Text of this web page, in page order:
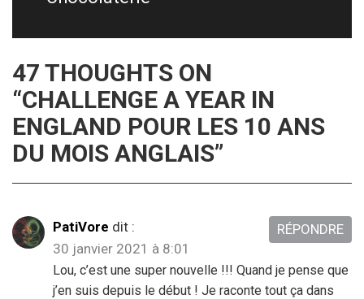
47 THOUGHTS ON
“CHALLENGE A YEAR IN
ENGLAND POUR LES 10 ANS
DU MOIS ANGLAIS”
PatiVore dit :
30 janvier 2021 à 8:01
Lou, c’est une super nouvelle !!! Quand je pense que
j’en suis depuis le début ! Je raconte tout ça dans
RÉPONDRE